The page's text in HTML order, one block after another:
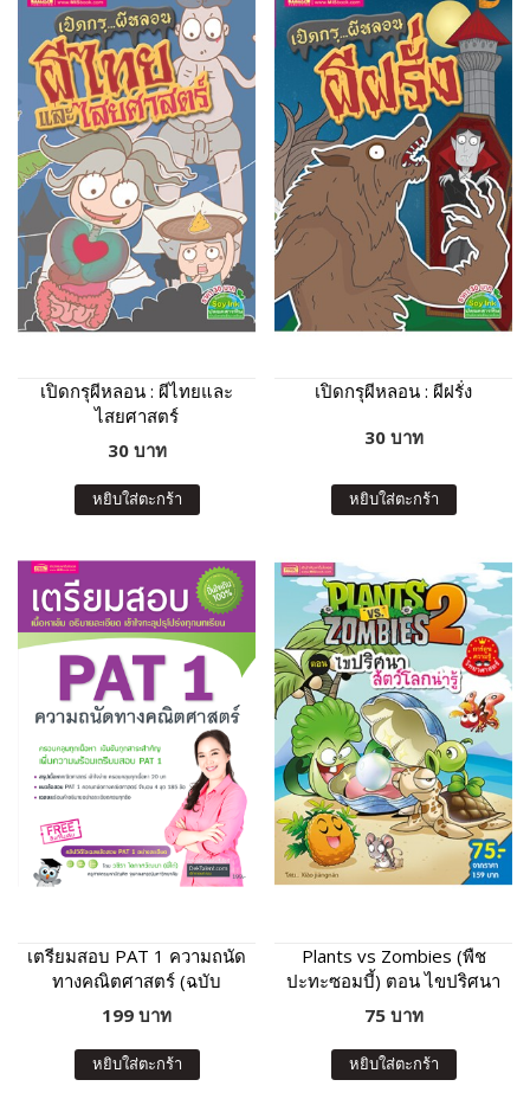
เปิดกรุผีหลอน : ผีไทยและ
ไสยศาสตร์
30 บาท
หยิบใส่ตะกร้า
เปิดกรุผีหลอน : ผีฝรั่ง
30 บาท
หยิบใส่ตะกร้า
เตรียมสอบ PAT 1 ความถนัด
ทางคณิตศาสตร์ (ฉบับ
ปรับปรุง)
199 บาท
หยิบใส่ตะกร้า
Plants vs Zombies (พืช
ปะทะซอมบี้) ตอน ไขปริศนา
สัตว์โลกน่ารู้
75 บาท
หยิบใส่ตะกร้า